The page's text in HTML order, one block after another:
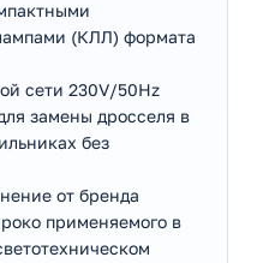
(КЛЛ) формата
сети 230V/50Hz
замены дросселя в
без
от бренда
применяемого в